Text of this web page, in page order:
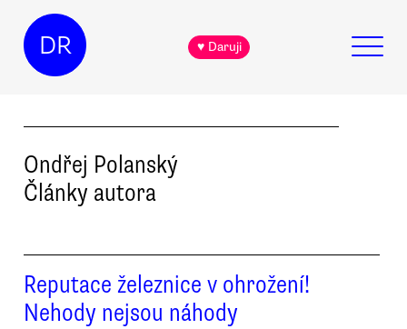
DR ♥ Daruji
Ondřej Polanský
Články autora
Reputace železnice v ohrožení!
Nehody nejsou náhody